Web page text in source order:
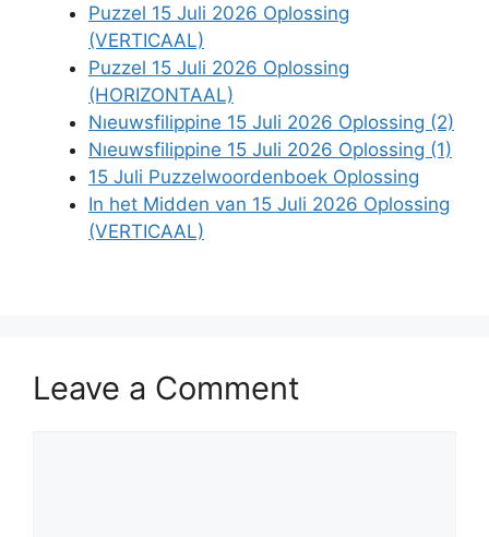
Puzzel 15 Juli 2026 Oplossing
(VERTICAAL)
Puzzel 15 Juli 2026 Oplossing
(HORIZONTAAL)
Nıeuwsfilippine 15 Juli 2026 Oplossing (2)
Nıeuwsfilippine 15 Juli 2026 Oplossing (1)
15 Juli Puzzelwoordenboek Oplossing
In het Midden van 15 Juli 2026 Oplossing
(VERTICAAL)
Leave a Comment